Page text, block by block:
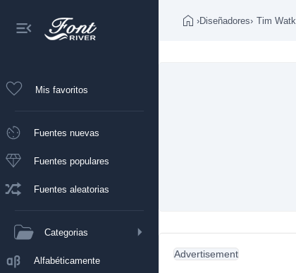
Mis favoritos
Fuentes nuevas
Fuentes populares
Fuentes aleatorias
Categorias
Alfabéticamente
›Diseñadores› Tim
Advertisement